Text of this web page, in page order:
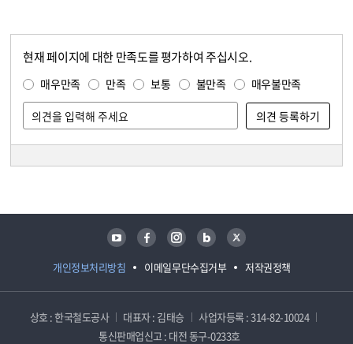
현재 페이지에 대한 만족도를 평가하여 주십시오.
매우만족 만족 보통 불만족 매우불만족
개인정보처리방침 이메일무단수집거부 저작권정책
유튜브 페이스북 인스타그램 블로그 트위터
상호 : 한국철도공사 대표자 : 김태승
사업자등록 : 314-82-10024
통신판매업신고 : 대전 동구-0233호